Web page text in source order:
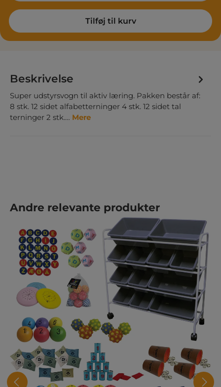
Tilføj til kurv
Beskrivelse
Super udstyrsvogn til aktiv læring. Pakken består af:
8 stk. 12 sidet alfabetterninger 4 stk. 12 sidet tal
terninger 2 stk.… Mere
Spring produktgalleriet over
Andre relevante produkter